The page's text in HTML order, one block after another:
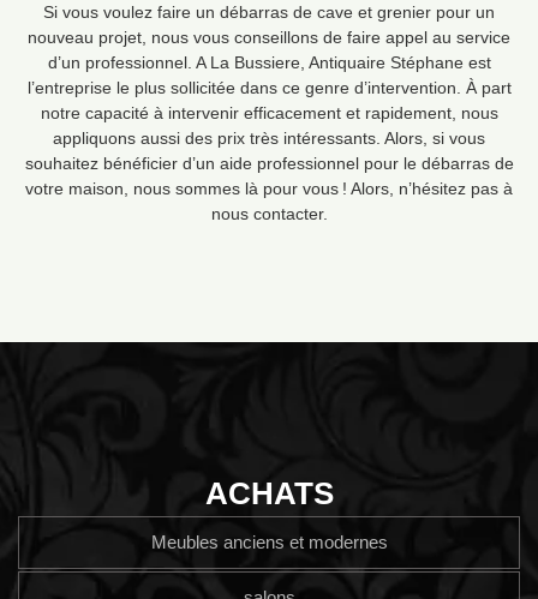
Si vous voulez faire un débarras de cave et grenier pour un
nouveau projet, nous vous conseillons de faire appel au service
d’un professionnel. A La Bussiere, Antiquaire Stéphane est
l’entreprise le plus sollicitée dans ce genre d’intervention. À part
notre capacité à intervenir efficacement et rapidement, nous
appliquons aussi des prix très intéressants. Alors, si vous
souhaitez bénéficier d’un aide professionnel pour le débarras de
votre maison, nous sommes là pour vous ! Alors, n’hésitez pas à
nous contacter.
ACHATS
Meubles anciens et modernes